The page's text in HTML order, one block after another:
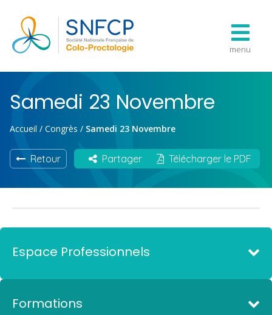
menu
Samedi 23 Novembre
Accueil / Congrès / Samedi 23 Novembre
Retour Partager Télécharger le PDF
Espace Professionnels
Formations